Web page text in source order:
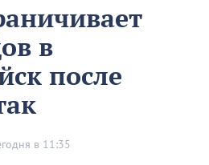
в
после
в 11:35